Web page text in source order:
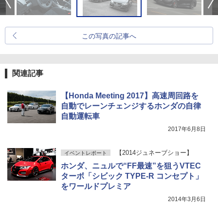
この写真の記事へ
関連記事
【Honda Meeting 2017】高速周回路を
自動でレーンチェンジするホンダの自律
自動運転車
2017年6月8日
イベントレポート 【2014ジュネーブショー】
ホンダ、ニュルで“FF最速”を狙うVTEC
ターボ「シビック TYPE-R コンセプト」
をワールドプレミア
2014年3月6日